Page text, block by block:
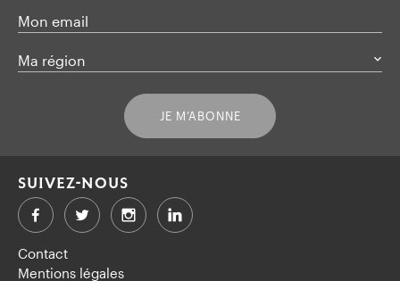
Mon email
Ma région
JE M’ABONNE
Contact
Mentions légales
SUIVEZ-NOUS
FacebookTwitter LinkedIn